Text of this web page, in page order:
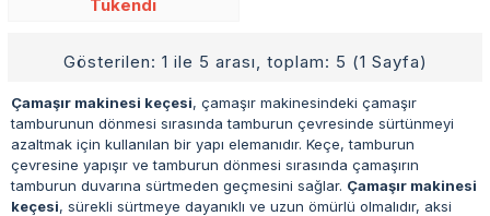
Çamaşır makinesi keçesi, çamaşır makinesindeki çamaşır
tamburunun dönmesi sırasında tamburun çevresinde sürtünmeyi
azaltmak için kullanılan bir yapı elemanıdır. Keçe, tamburun
çevresine yapışır ve tamburun dönmesi sırasında çamaşırın
tamburun duvarına sürtmeden geçmesini sağlar. Çamaşır makinesi
keçesi, sürekli sürtmeye dayanıklı ve uzun ömürlü olmalıdır, aksi
Tükendi
Gösterilen: 1 ile 5 arası, toplam: 5 (1 Sayfa)